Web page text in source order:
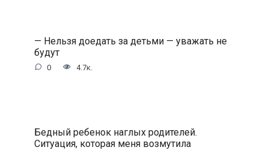
— Нельзя доедать за детьми — уважать не
будут
0 4.7к.
Бедный ребенок наглых родителей.
Ситуация, которая меня возмутила